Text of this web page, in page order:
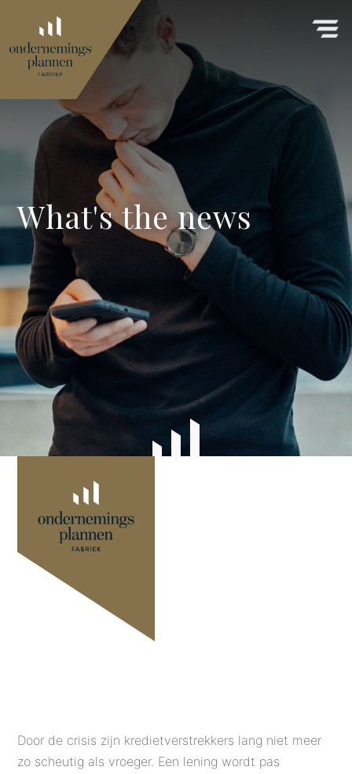
What's the news
Door de crisis zijn kredietverstrekkers lang niet meer
zo scheutig als vroeger. Een lening wordt pas